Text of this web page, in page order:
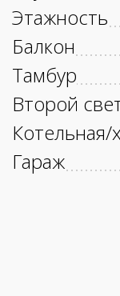
Этажность
Балкон
Тамбур
Второй
Котельная/
Гараж